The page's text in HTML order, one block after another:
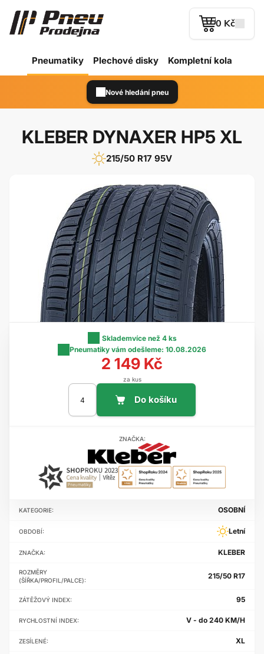
0 Kč
Pneumatiky Plechové disky Kompletní kola
Nové hledání pneu
KLEBER DYNAXER HP5 XL
215/50 R17 95V
KATEGORIE: OSOBNÍ
OBDOBÍ: Letní
ZNAČKA: KLEBER
ROZMĚRY
(ŠÍŘKA/PROFIL/PALCE):
215/50 R17
ZÁTĚŽOVÝ INDEX: 95
RYCHLOSTNÍ INDEX: V - do 240 KM/H
ZESÍLENÉ: XL
Sklademvíce než 4 ks
Pneumatiky vám odešleme: 10.08.2026
2 149 Kč
za kus
ZNAČKA: